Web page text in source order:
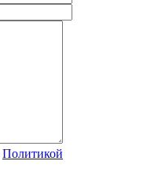
Политикой